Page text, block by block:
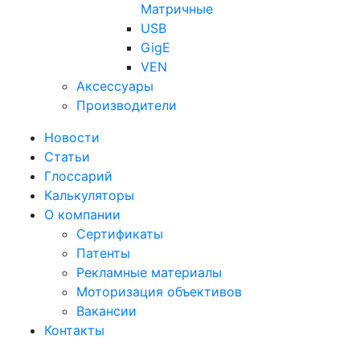
Матричные
USB
GigE
VEN
Аксессуары
Производители
Новости
Статьи
Глоссарий
Калькуляторы
О компании
Сертификаты
Патенты
Рекламные материалы
Моторизация объективов
Вакансии
Контакты